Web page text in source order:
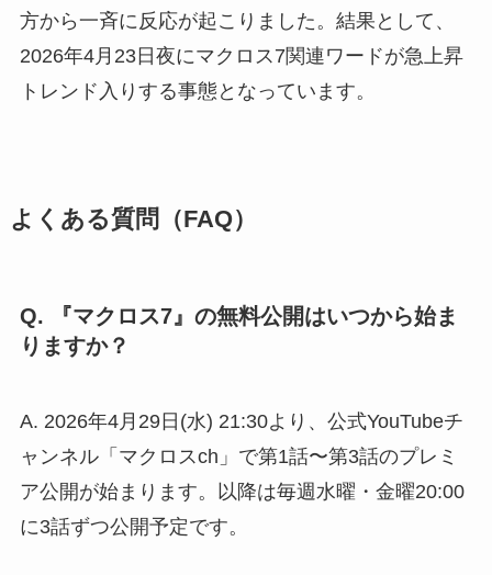
方から一斉に反応が起こりました。結果として、
2026年4月23日夜にマクロス7関連ワードが急上昇
トレンド入りする事態となっています。
よくある質問（FAQ）
Q. 『マクロス7』の無料公開はいつから始ま
りますか？
A. 2026年4月29日(水) 21:30より、公式YouTubeチ
ャンネル「マクロスch」で第1話〜第3話のプレミ
ア公開が始まります。以降は毎週水曜・金曜20:00
に3話ずつ公開予定です。